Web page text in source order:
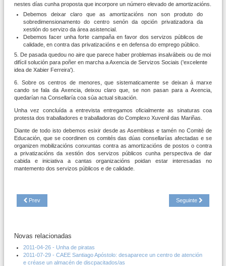
nestes días cunha proposta que incorpore un número elevado de amortizacións.
Debemos deixar claro que as amortizacións non son produto do
sobredimensionamento do centro senón da opción privatizadora da
xestión do servizo da área asistencial.
Debemos facer unha forte campaña en favor dos servizos públicos de
calidade, en contra das privatizacións e en defensa do emprego público.
5. De pasada quedou no aire que parece haber problemas insalvábeis ou de moi
difícil solución para poñer en marcha a Axencia de Servizos Sociais ('excelente
idea de Xabier Ferreira').
6. Sobre os centros de menores, que sistematicamente se deixan á marxe
cando se fala da Axencia, deixou claro que, se non pasan para a Axencia,
quedarían na Consellaría coa súa actual situación.
Unha vez concluída a entrevista entregamos oficialmente as sinaturas coa
protesta dos traballadores e traballadoras do Complexo Xuvenil das Mariñas.
Diante de todo isto debemos esixir desde as Asembleas e tamén no Comité de
Educación, que se coordinen os comités das dúas consellarías afectadas e se
organizen mobilizacións conxuntas contra as amortizacións de postos o contra
a privatizacións da xestión dos servizos públicos cunha perspectiva de dar
cabida e iniciativa a cantas organizacións poidan estar interesadas no
mantemento dos servizos públicos e de calidade.
Prev Seguinte
Novas relacionadas
2011-04-26 - Unha de piratas
2011-07-29 - CAEE Santiago Apóstolo: desaparece un centro de atención
e créase un almacén de discpacitados/as